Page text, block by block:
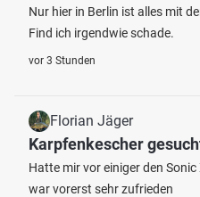
Nur hier in Berlin ist alles mit
Find ich irgendwie schade.
vor 3 Stunden
Florian Jäger
Karpfenkescher
Hatte mir vor einiger den
war vorerst sehr zufrieden